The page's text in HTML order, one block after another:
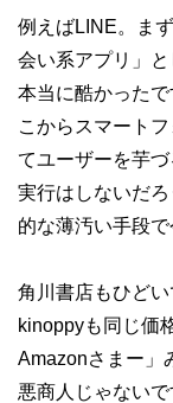
例えばLINE。ま
会い系アプリ」
本当に酷かった
こからスマート
てユーザーを芋
実行はしないだろ
的な薄汚い手段で
角川書店もひど
kinoppyも同じ価
Amazonさまー」
悪商人じゃない